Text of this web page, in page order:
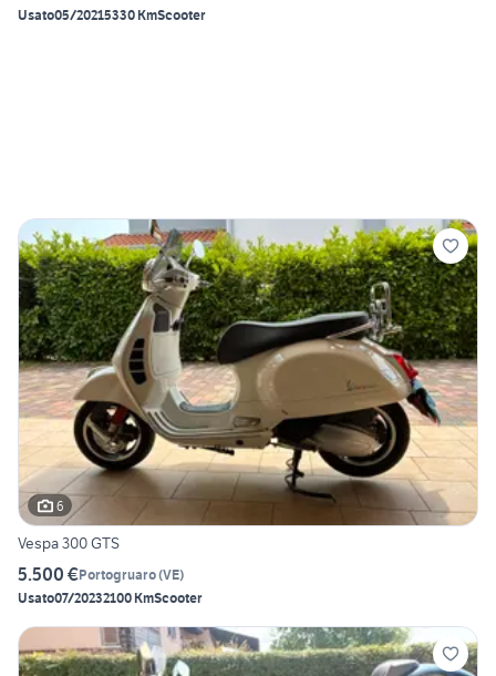
Usato05/20215330 KmScooter
6
Vespa 300 GTS
5.500 €Portogruaro(VE)
Usato07/20232100 KmScooter